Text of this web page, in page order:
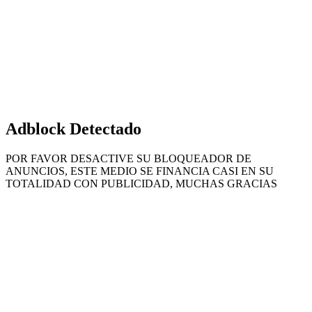
POR FAVOR DESACTIVE SU BLOQUEADOR DE
ANUNCIOS, ESTE MEDIO SE FINANCIA CASI EN SU